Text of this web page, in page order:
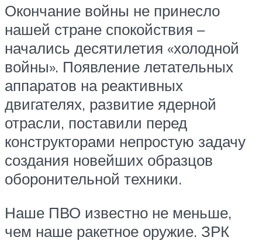
Окончание войны не принесло
нашей стране спокойствия –
начались десятилетия «холодной
войны». Появление летательных
аппаратов на реактивных
двигателях, развитие ядерной
отрасли, поставили перед
конструкторами непростую задачу
создания новейших образцов
оборонительной техники.
Наше ПВО известно не меньше,
чем наше ракетное оружие. ЗРК